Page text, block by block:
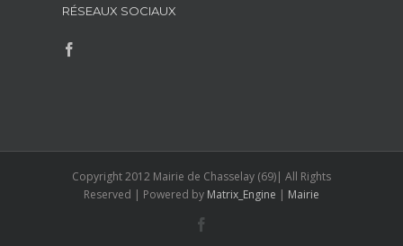
RÉSEAUX SOCIAUX
Copyright 2012 Mairie de Chasselay (69)| All Rights
Reserved | Powered by Matrix_Engine | Mairie